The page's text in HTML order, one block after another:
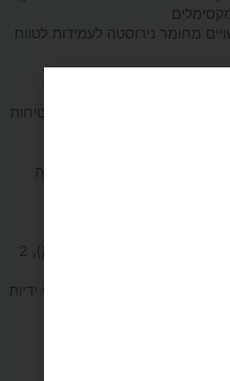
מחומר נירוסטה לעמידות לטווח
גובה ומנגנון שחרור מהיר
עם ריפוד מונע החלקה לבטיחות
וניתנות לשליפה מהירה
5 קפיצים איכותיים: 1 חלש (צהוב), 2 בינוני (ירוק), 2
כפולות לידיים ורגליים, סט ידיות